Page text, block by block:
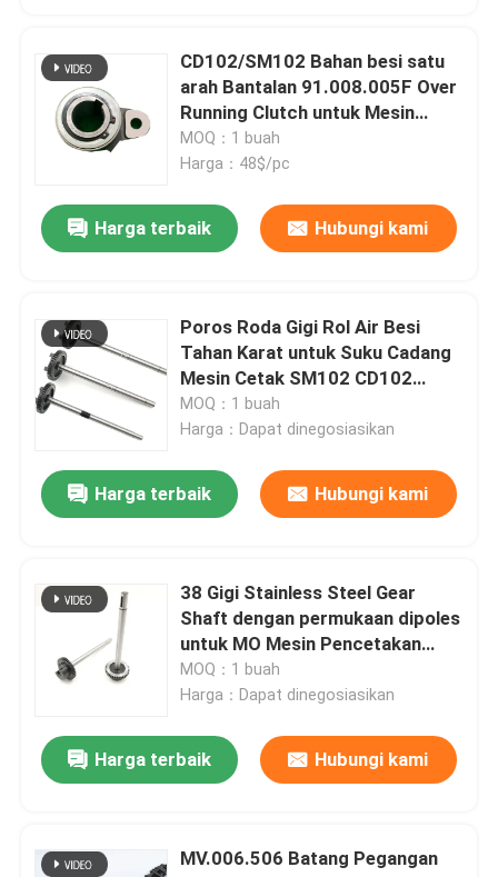
Hubungi Kami
Berita
Kasus
Bagian Cetak Offset
Suku Cadang Mesin Cetak Heidelberg
suku cadang Muller Martini
Sabuk Hisap
Wash Up Blades
Suku Cadang Mesin Offset
CD102/SM102 Bahan besi satu
arah Bantalan 91.008.005F Over
Running Clutch untuk Mesin
Percetakan
MOQ：1 buah
Harga：48$/pc
Harga terbaik Hubungi kami
Poros Roda Gigi Rol Air Besi
Tahan Karat untuk Suku Cadang
Mesin Cetak SM102 CD102
dengan Umur Panjang
MOQ：1 buah
Harga：Dapat dinegosiasikan
Harga terbaik Hubungi kami
38 Gigi Stainless Steel Gear
Shaft dengan permukaan dipoles
untuk MO Mesin Pencetakan
Driver Gear
MOQ：1 buah
Harga：Dapat dinegosiasikan
Harga terbaik Hubungi kami
MV.006.506 Batang Pegangan